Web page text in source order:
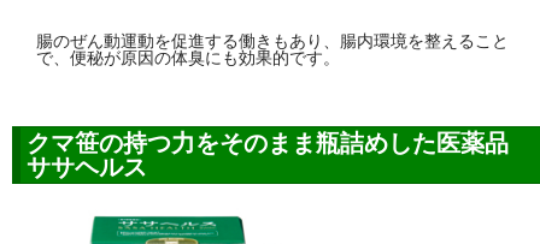
腸のぜん動運動を促進する働きもあり、腸内環境を整えること
で、便秘が原因の体臭にも効果的です。
クマ笹の持つ力をそのまま瓶詰めした医薬品
ササヘルス